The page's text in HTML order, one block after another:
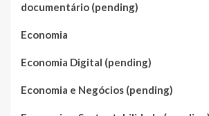
documentário (pending)
Economia
Economia Digital (pending)
Economia e Negócios (pending)